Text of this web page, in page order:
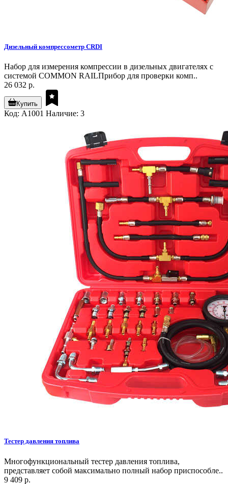
Дизельный компрессометр CRDI
Набор для измерения компрессии в дизельных двигателях с
системой COMMON RAILПрибор для проверки комп..
26 032 р.
Купить
Код: A1001 Наличие: 3
Тестер давления топлива
Многофункциональный тестер давления топлива,
представляет собой максимально полный набор приспособле..
9 409 р.